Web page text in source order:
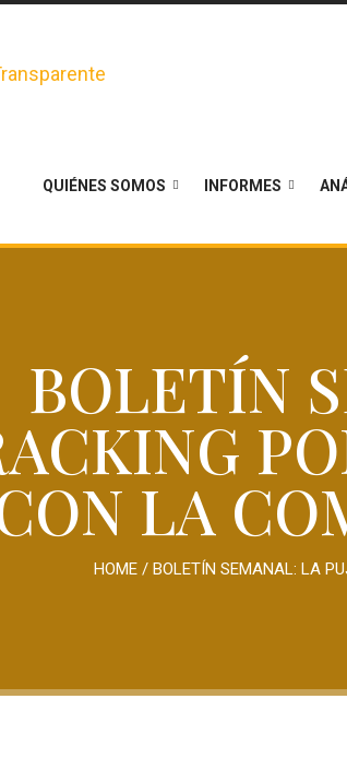
QUIÉNES SOMOS INFORMES
BOLETÍN
LA
HOME/ BOLETÍN SEMANAL: LA